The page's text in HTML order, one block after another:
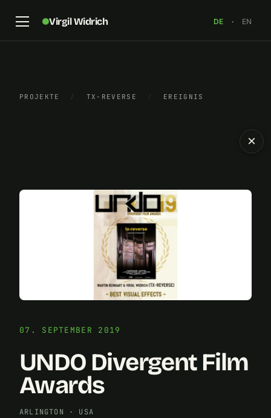
Virgil Widrich DE · EN
PROJEKTE / TX-REVERSE / EREIGNIS
07. SEPTEMBER 2019
UNDO Divergent Film
Awards
ARLINGTON · USA
×